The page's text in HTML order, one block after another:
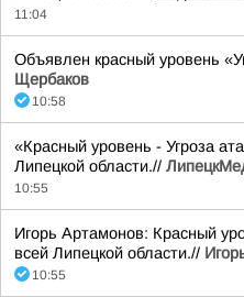
11:04
Объявлен красный уровень
Щербаков
10:58
«Красный уровень - Угроза
Липецкой области.//
10:55
Игорь Артамонов: Красный
всей Липецкой области.//
10:55